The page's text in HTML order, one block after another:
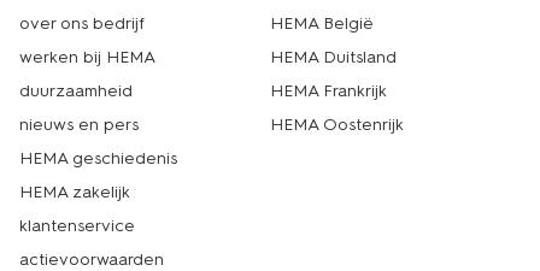
over ons bedrijf
werken bij HEMA
duurzaamheid
nieuws en pers
HEMA geschiedenis
HEMA zakelijk
klantenservice
actievoorwaarden
HEMA België
HEMA Duitsland
HEMA Frankrijk
HEMA Oostenrijk